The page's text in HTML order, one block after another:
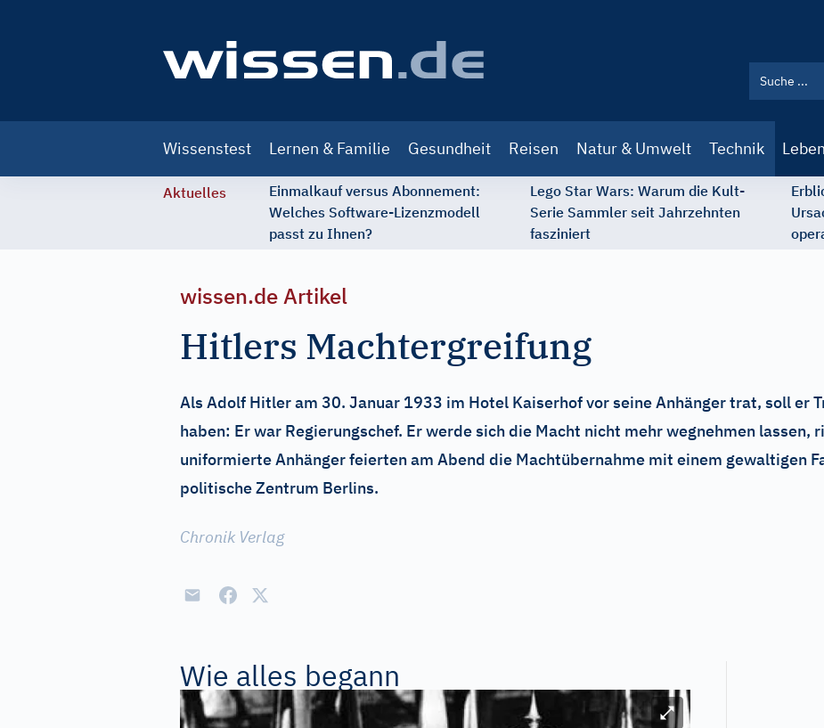
navigation
Wissenstest Lernen & Familie Gesundheit Reisen Natur & Umwelt Technik
Aktuelles
Einmalkauf versus Abonnement:
Welches Software-Lizenzmodell
passt zu Ihnen?
Lego Star Wars: Warum die Kult-
Serie Sammler seit Jahrzehnten
fasziniert
wissen.de Artikel
Hitlers Machtergreifung
Als Adolf Hitler am 30. Januar 1933 im Hotel Kaiserhof vor seine Anhänger trat, soll er
haben: Er war Regierungschef. Er werde sich die Macht nicht mehr wegnehmen lassen,
uniformierte Anhänger feierten am Abend die Machtübernahme mit einem gewaltigen
politische Zentrum Berlins.
Chronik Verlag
Wie alles begann
Bild vergrößern